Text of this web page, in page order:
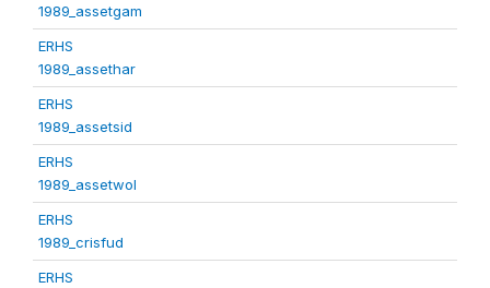
1989_assetgam
ERHS
1989_assethar
ERHS
1989_assetsid
ERHS
1989_assetwol
ERHS
1989_crisfud
ERHS